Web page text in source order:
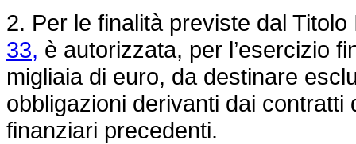
2. Per le finalità previste dal
33, è autorizzata, per l’esercizio
migliaia di euro, da destinare
obbligazioni derivanti dai
finanziari precedenti.